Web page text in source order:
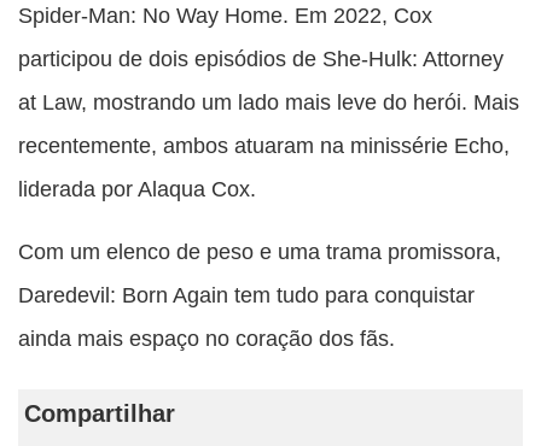
Spider-Man: No Way Home. Em 2022, Cox
participou de dois episódios de She-Hulk: Attorney
at Law, mostrando um lado mais leve do herói. Mais
recentemente, ambos atuaram na minissérie Echo,
liderada por Alaqua Cox.
Com um elenco de peso e uma trama promissora,
Daredevil: Born Again tem tudo para conquistar
ainda mais espaço no coração dos fãs.
Compartilhar